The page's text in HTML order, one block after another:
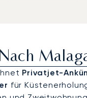
Privatjet-
für